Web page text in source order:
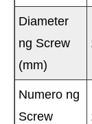
Diameter
ng Screw
(mm)
Numero ng
Screw